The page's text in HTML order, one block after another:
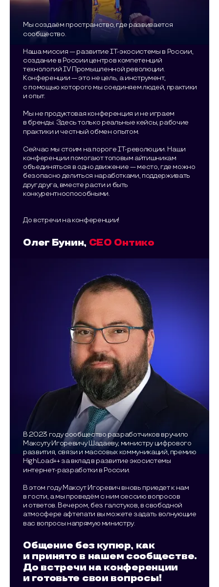
Мы создаём пространство, где развивается
сообщество.
Наша миссия — развитие IT-экосистемы в России,
создание в России центров компетенций
технологий IV Промышленной революции.
Конференции — это не цель, а инструмент,
с помощью которого мы соединяем людей, практики
и опыт.
Мы не продуктовая конференция и не играем
в бренды. Здесь только реальные кейсы, рабочие
практики и честный обмен опытом.
Сейчас мы стоим на пороге IT-революции. Наши
конференции помогают топовым айтишникам
объединяться в одно движение — место, где можно
безопасно делиться наработками, поддерживать
друг друга, вместе расти и быть
конкурентноспособными.
До встречи на конференции!
Олег Бунин, CEO Онтико
В 2023 году сообщество разработчиков вручило
Максуту Игоревичу Шадаеву, министру цифрового
развития, связи и массовых коммуникаций, премию
HighLoad++ за вклад в развитие экосистемы
интернет-разработки в России.
В этом году Максут Игоревич вновь приедет к нам
в гости, а мы проведём с ним сессию вопросов
и ответов. Вечером, без галстуков, в свободной
атмосфере афтепати вы можете задать волнующие
вас вопросы напрямую министру.
Общение без купюр, как
и принято в нашем сообществе.
До встречи на конференции
и готовьте свои вопросы!